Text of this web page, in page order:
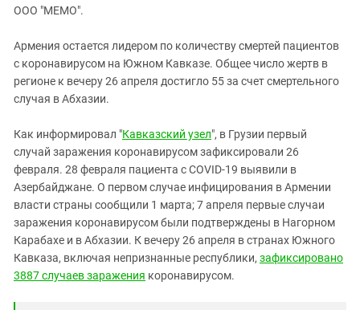
ИНАКОМЫСЛИЕ В ЧЕЧНЕ
ПРЕСЛЕДОВАНИЕ АКТИВИСТОВ
МОБИЛИЗАЦИЯ И ПРОТЕСТЫ
Дагестан
Кабардино-Балкария
Калмыкия
Краснодарский край
Нагорный Карабах
Российская Федерация
Ростовская область
Северная Осетия - Алания
СКФО
ООО "МЕМО".
Армения остается лидером по количеству смертей пациентов
с коронавирусом на Южном Кавказе. Общее число жертв в
регионе к вечеру 26 апреля достигло 55 за счет смертельного
случая в Абхазии.
Как информировал "Кавказский узел", в Грузии первый
случай заражения коронавирусом зафиксировали 26
февраля. 28 февраля пациента с COVID-19 выявили в
Азербайджане. О первом случае инфицирования в Армении
власти страны сообщили 1 марта; 7 апреля первые случаи
заражения коронавирусом были подтверждены в Нагорном
Карабахе и в Абхазии. К вечеру 26 апреля в странах Южного
Кавказа, включая непризнанные республики, зафиксировано
3887 случаев заражения коронавирусом.